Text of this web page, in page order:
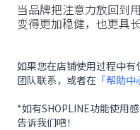
当品牌把注意力放回到
变得更加稳健，也更具
如果您在店铺使用过程中有
团队联系，或者在 「帮助中
*如有SHOPLINE功能使用
告诉我们吧！